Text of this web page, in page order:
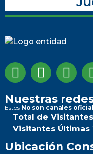
Nuestras
Estos No son canales
Total de
Visitantes Últimas
Ubicación